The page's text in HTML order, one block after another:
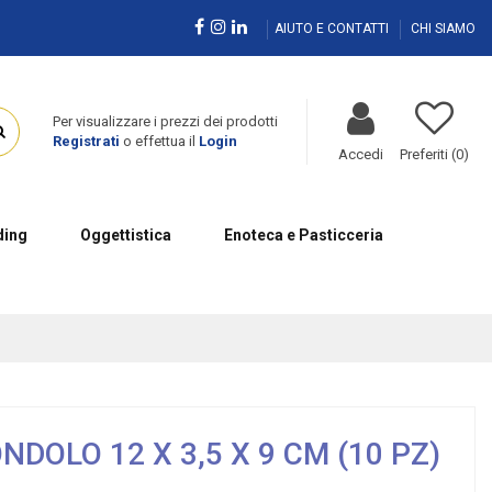
AIUTO E CONTATTI CHI SIAMO
Per visualizzare i prezzi dei prodotti
Registrati o effettua il Login
Accedi Preferiti (0)
Oggettistica Enoteca e Pasticceria
12 X 3,5 X 9 CM (10 PZ)